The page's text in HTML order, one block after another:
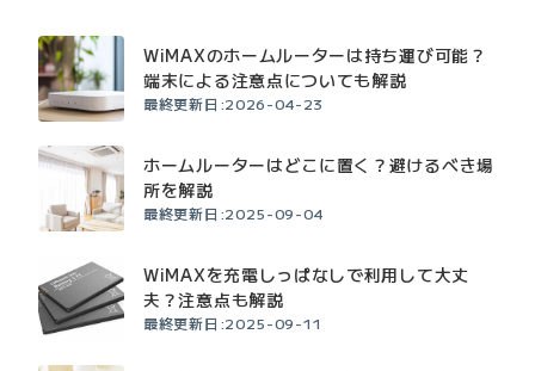
WiMAXのホームルーターは持ち運び可能？
端末による注意点についても解説
最終更新日:2026-04-23
ホームルーターはどこに置く？避けるべき場
所を解説
最終更新日:2025-09-04
WiMAXを充電しっぱなしで利用して大丈
夫？注意点も解説
最終更新日:2025-09-11